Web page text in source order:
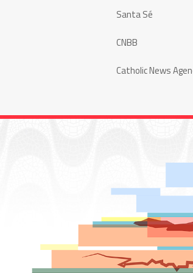
Santa Sé
CNBB
Catholic News